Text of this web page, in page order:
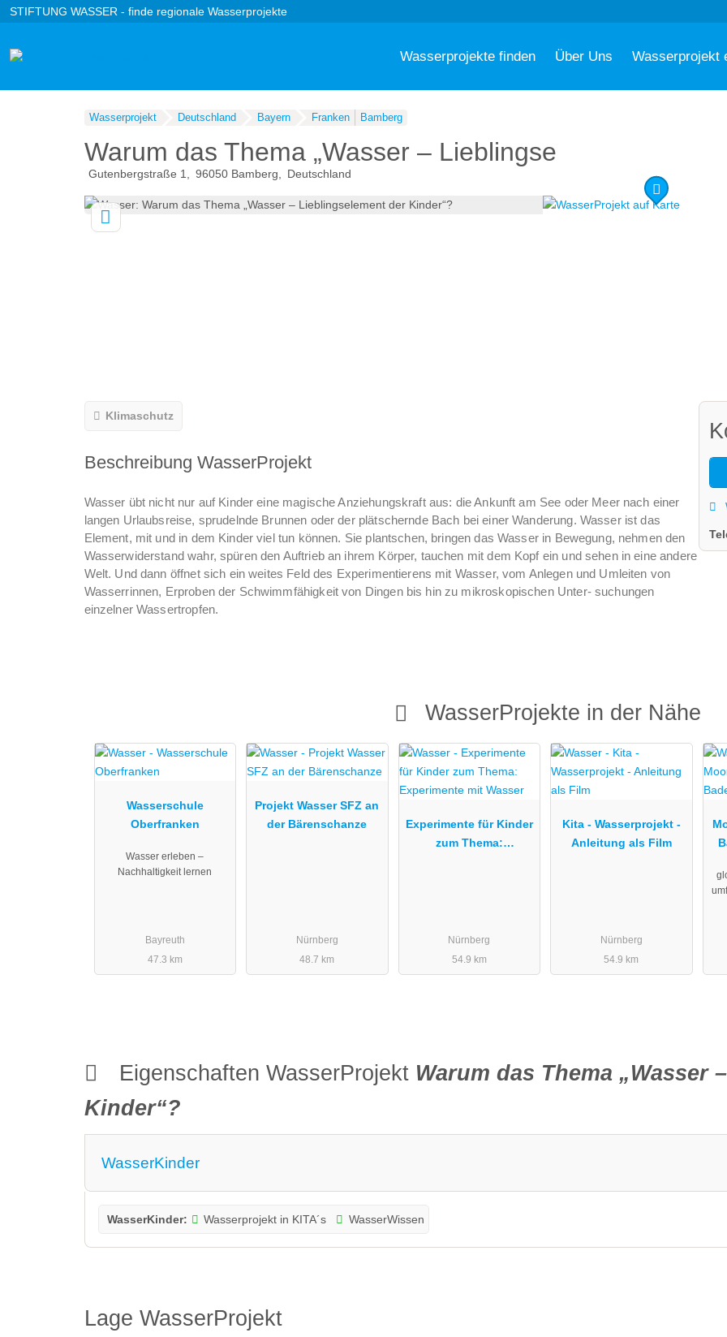
STIFTUNG WASSER - finde regionale Wasserprojekte
Wasserprojekte finden Über Uns Wasserprojekt
Wasserprojekt Deutschland Bayern Franken Bamberg
Warum das Thema „Wasser – Lieblingselement der
Gutenbergstraße 1 96050 Bamberg Deutschland
Klimaschutz
Beschreibung WasserProjekt
Wasser übt nicht nur auf Kinder eine magische Anziehungskraft aus: die Ankunft am See oder Meer nach einer
langen Urlaubsreise, sprudelnde Brunnen oder der plätschernde Bach bei einer Wanderung. Wasser ist das
Element, mit und in dem Kinder viel tun können. Sie plantschen, bringen das Wasser in Bewegung, nehmen den
Wasserwiderstand wahr, spüren den Auftrieb an ihrem Körper, tauchen mit dem Kopf ein und sehen in eine andere
Welt. Und dann öffnet sich ein weites Feld des Experimentierens mit Wasser, vom Anlegen und Umleiten von
Wasserrinnen, Erproben der Schwimmfähigkeit von Dingen bis hin zu mikroskopischen Unter- suchungen
einzelner Wassertropfen.
WasserProjekte in der Nähe
Wasserschule
Oberfranken
Wasser erleben –
Nachhaltigkeit lernen
Bayreuth
47.3 km
Projekt Wasser SFZ an
der Bärenschanze
Nürnberg
48.7 km
Experimente für Kinder
zum Thema:
Nürnberg
54.9 km
Kita - Wasserprojekt -
Anleitung als Film
Nürnberg
54.9 km
Eigenschaften WasserProjekt Warum das Thema „Wasser
Kinder“?
WasserKinder
WasserKinder: Wasserprojekt in KITA´s WasserWissen
Lage WasserProjekt